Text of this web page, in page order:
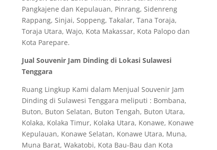
Pangkajene dan Kepulauan, Pinrang, Sidenreng
Rappang, Sinjai, Soppeng, Takalar, Tana Toraja,
Toraja Utara, Wajo, Kota Makassar, Kota Palopo dan
Kota Parepare.
Jual Souvenir Jam Dinding di Lokasi Sulawesi
Tenggara
Ruang Lingkup Kami dalam Menjual Souvenir Jam
Dinding di Sulawesi Tenggara meliputi : Bombana,
Buton, Buton Selatan, Buton Tengah, Buton Utara,
Kolaka, Kolaka Timur, Kolaka Utara, Konawe, Konawe
Kepulauan, Konawe Selatan, Konawe Utara, Muna,
Muna Barat, Wakatobi, Kota Bau-Bau dan Kota